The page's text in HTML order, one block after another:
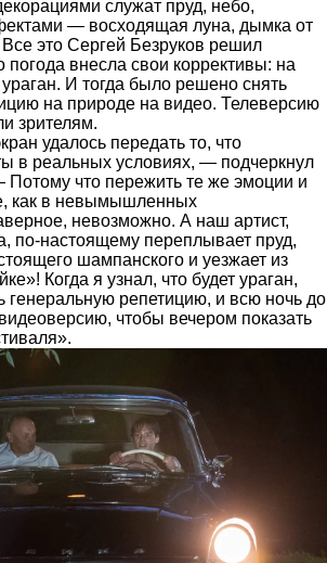
служат пруд, небо,
— восходящая луна, дымка от
это Сергей Безруков решил
погода внесла свои коррективы: на
И тогда было решено снять
на природе на видео. Телеверсию
зрителям.
удалось передать то, что
в реальных условиях, — подчеркнул
Потому что пережить те же эмоции и
как в невымышленных
невозможно. А наш артист,
по-настоящему переплывает пруд,
шампанского и уезжает из
Когда я узнал, что будет ураган,
генеральную репетицию, и всю ночь до
чтобы вечером показать